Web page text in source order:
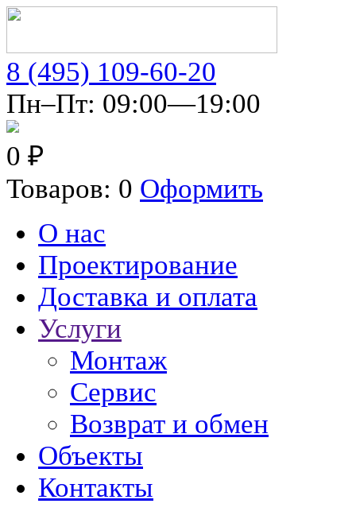
8 (495) 109-60-20
Пн–Пт: 09:00—19:00
0 ₽
Товаров: 0 Оформить
О нас
Проектирование
Доставка и оплата
Услуги
Монтаж
Сервис
Возврат и обмен
Объекты
Контакты